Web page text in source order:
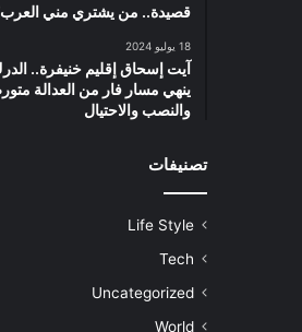
قصيدة.. من يشتري مني
18 يوليو 2024
آيت إسحاق إقليم خنيفرة..
ينهي مسار فار من العدالة
والنصب والاحتيال
تصنيفات
Life Style
Tech
Uncategorized
World